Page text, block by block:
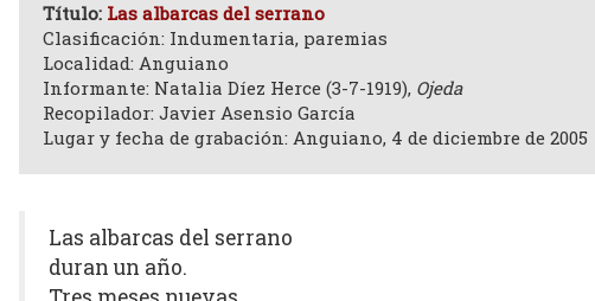
Título: Las albarcas del serrano
Clasificación: Indumentaria, paremias
Localidad: Anguiano
Informante: Natalia Díez Herce (3-7-1919), Ojeda
Recopilador: Javier Asensio García
Lugar y fecha de grabación: Anguiano, 4 de diciembre de 2005
Las albarcas del serrano
duran un año.